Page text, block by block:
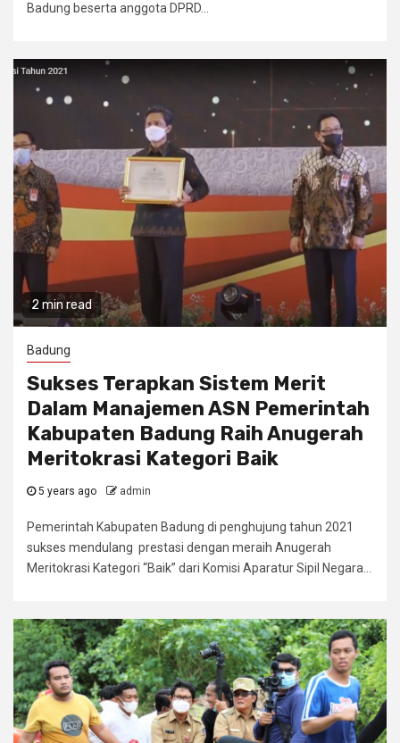
Badung beserta anggota DPRD...
2 min read
Badung
Sukses Terapkan Sistem Merit
Dalam Manajemen ASN Pemerintah
Kabupaten Badung Raih Anugerah
Meritokrasi Kategori Baik
5 years ago admin
Pemerintah Kabupaten Badung di penghujung tahun 2021
sukses mendulang prestasi dengan meraih Anugerah
Meritokrasi Kategori “Baik” dari Komisi Aparatur Sipil Negara...